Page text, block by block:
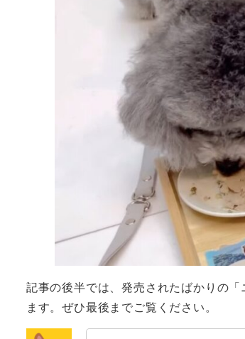
記事の後半では、発売されたばかりの
ます。ぜひ最後までご覧ください。